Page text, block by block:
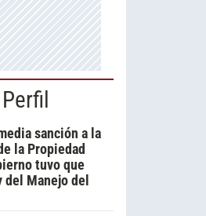
sanción a la
la Propiedad
tuvo que
Manejo del